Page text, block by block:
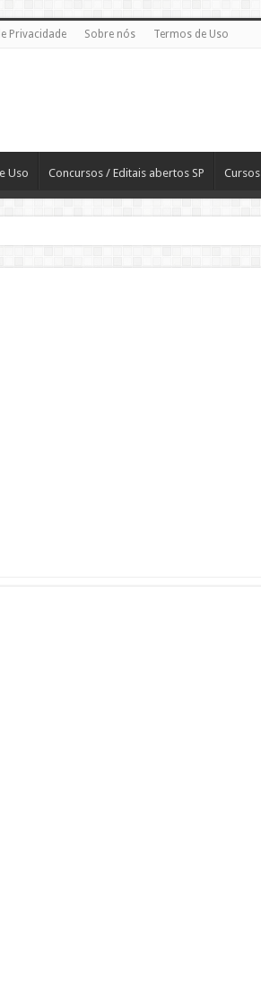
Privacidade Sobre nós Termos de Uso
Uso Concursos / Editais abertos SP Cursos
e Benefícios